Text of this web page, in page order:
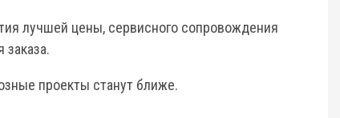
лучшей цены, сервисного сопровождения
проекты станут ближе.